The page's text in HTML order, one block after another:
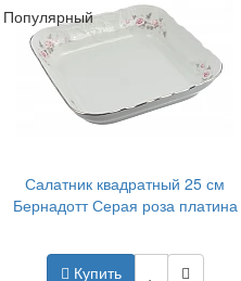
Популярный
Салатник квадратный 25 см
Бернадотт Серая роза платина
Купить